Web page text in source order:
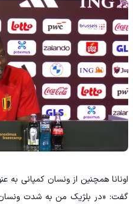
‫اونانا همچنین از ونسان کمپانی
گفت: «در بلژیک من به شدت